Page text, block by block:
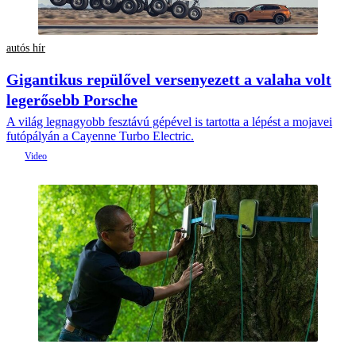
autós hír
Gigantikus repülővel versenyezett a valaha volt
legerősebb Porsche
A világ legnagyobb fesztávú gépével is tartotta a lépést a mojavei
futópályán a Cayenne Turbo Electric.